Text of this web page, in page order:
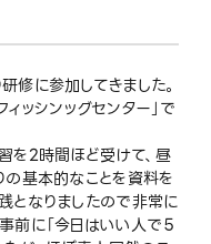
修に参加してきました。
ッシンッグセンター」で
を2時間ほど受けて、昼
の基本的なことを資料を
となりましたので非常に
前に「今日はいい人で５